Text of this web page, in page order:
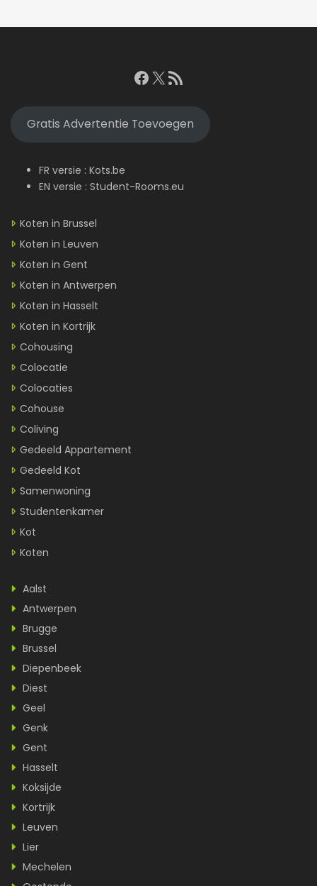
Facebook
X RSS feed
Gratis Advertentie Toevoegen
FR versie : Kots.be
EN versie : Student-Rooms.eu
Koten in Brussel
Koten in Leuven
Koten in Gent
Koten in Antwerpen
Koten in Hasselt
Koten in Kortrijk
Cohousing
Colocatie
Colocaties
Cohouse
Coliving
Gedeeld Appartement
Gedeeld Kot
Samenwoning
Studentenkamer
Kot
Koten
Aalst
Antwerpen
Brugge
Brussel
Diepenbeek
Diest
Geel
Genk
Gent
Hasselt
Koksijde
Kortrijk
Leuven
Lier
Mechelen